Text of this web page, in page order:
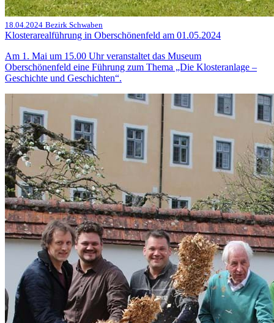
18.04.2024 Bezirk Schwaben
Klosterarealführung in Oberschönenfeld am 01.05.2024
Am 1. Mai um 15.00 Uhr veranstaltet das Museum
Oberschönenfeld eine Führung zum Thema „Die Klosteranlage –
Geschichte und Geschichten“.